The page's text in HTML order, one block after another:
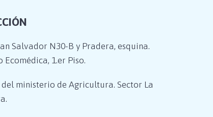
Salvador N30-B y Pradera, esquina.
Ecomédica, 1.er Piso.
ministerio de Agricultura. Sector La